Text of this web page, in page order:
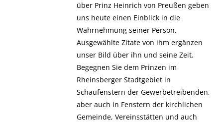
über Prinz Heinrich von Preußen geben
uns heute einen Einblick in die
Wahrnehmung seiner Person.
Ausgewählte Zitate von ihm ergänzen
unser Bild über ihn und seine Zeit.
Begegnen Sie dem Prinzen im
Rheinsberger Stadtgebiet in
Schaufenstern der Gewerbetreibenden,
aber auch in Fenstern der kirchlichen
Gemeinde, Vereinsstätten und auch